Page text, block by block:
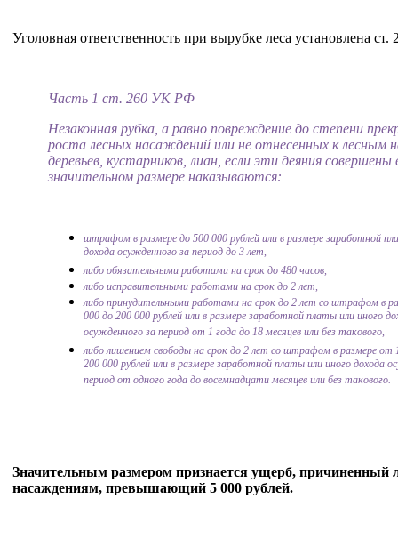
Уголовная ответственность при вырубке леса установлена
Часть 1 ст. 260 УК РФ
Незаконная рубка, а равно повреждение до степени
роста лесных насаждений или не отнесенных к лесным
деревьев, кустарников, лиан, если эти деяния совершены
значительном размере наказываются:
штрафом в размере до 500 000 рублей или в размере заработной
дохода осужденного за период до 3 лет,
либо обязательными работами на срок до 480 часов,
либо исправительными работами на срок до 2 лет,
либо принудительными работами на срок до 2 лет со штрафом в
000 до 200 000 рублей или в размере заработной платы или иного
осужденного за период от 1 года до 18 месяцев или без такового,
либо лишением свободы на срок до 2 лет со штрафом в размере от
200 000 рублей или в размере заработной платы или иного дохода
период от одного года до восемнадцати месяцев или без такового.
Значительным размером признается ущерб, причиненный
насаждениям, превышающий 5 000 рублей.